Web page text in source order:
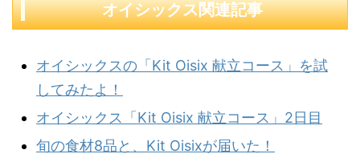
オイシックス関連記事
オイシックスの「Kit Oisix 献立コース」を試
してみたよ！
オイシックス「Kit Oisix 献立コース」2日目
旬の食材8品と、Kit Oisixが届いた！